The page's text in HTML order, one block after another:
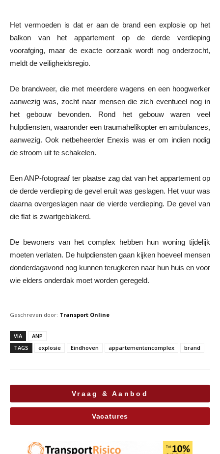
Het vermoeden is dat er aan de brand een explosie op het
balkon van het appartement op de derde verdieping
voorafging, maar de exacte oorzaak wordt nog onderzocht,
meldt de veiligheidsregio.
De brandweer, die met meerdere wagens en een hoogwerker
aanwezig was, zocht naar mensen die zich eventueel nog in
het gebouw bevonden. Rond het gebouw waren veel
hulpdiensten, waaronder een traumahelikopter en ambulances,
aanwezig. Ook netbeheerder Enexis was er om indien nodig
de stroom uit te schakelen.
Een ANP-fotograaf ter plaatse zag dat van het appartement op
de derde verdieping de gevel eruit was geslagen. Het vuur was
daarna overgeslagen naar de vierde verdieping. De gevel van
die flat is zwartgeblakerd.
De bewoners van het complex hebben hun woning tijdelijk
moeten verlaten. De hulpdiensten gaan kijken hoeveel mensen
donderdagavond nog kunnen terugkeren naar hun huis en voor
wie elders onderdak moet worden geregeld.
Geschreven door: Transport Online
VIA
ANP
TAGS
explosie Eindhoven appartementencomplex brand
Vraag & Aanbod
Vacatures